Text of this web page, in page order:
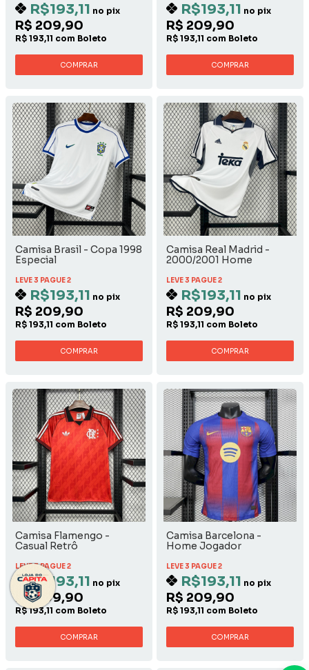
R$193,11 no pix
R$ 209,90
R$ 193,11 com Boleto
COMPRAR
R$193,11 no pix
R$ 209,90
R$ 193,11 com Boleto
COMPRAR
Camisa Brasil - Copa 1998
Especial
LEVE 3 PAGUE 2
R$193,11 no pix
R$ 209,90
R$ 193,11 com Boleto
COMPRAR
Camisa Real Madrid -
2000/2001 Home
LEVE 3 PAGUE 2
R$193,11 no pix
R$ 209,90
R$ 193,11 com Boleto
COMPRAR
Camisa Flamengo -
Casual Retrô
LEVE 3 PAGUE 2
R$193,11 no pix
R$ 209,90
R$ 193,11 com Boleto
COMPRAR
Camisa Barcelona -
Home Jogador
LEVE 3 PAGUE 2
R$193,11 no pix
R$ 209,90
R$ 193,11 com Boleto
COMPRAR